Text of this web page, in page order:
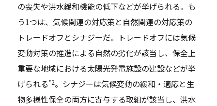
の喪失や洪水緩和機能の低下などが挙げられる。も
う1つは、気候関連の対応策と自然関連の対応策の
トレードオフとシナジーだ。トレードオフには気候
変動対策の推進による自然の劣化が該当し、保全上
重要な地域における太陽光発電施設の建設などが挙
げられる*2。シナジーは気候変動の緩和・適応と生
物多様性保全の両方に寄与する取組が該当し、洪水